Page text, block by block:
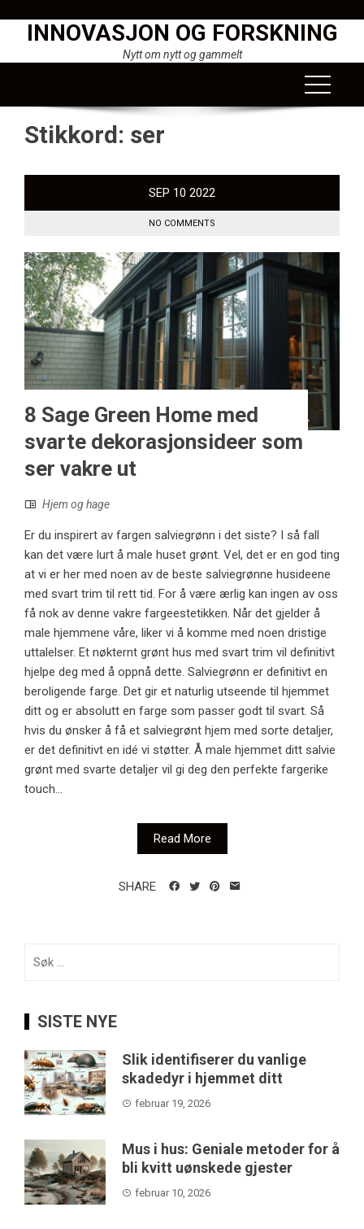
INNOVASJON OG FORSKNING
Nytt om nytt og gammelt
Stikkord: ser
SEP 10 2022
NO COMMENTS
8 Sage Green Home med
svarte dekorasjonsideer som
ser vakre ut
Hjem og hage
Er du inspirert av fargen salviegrønn i det siste? I så fall
kan det være lurt å male huset grønt. Vel, det er en god ting
at vi er her med noen av de beste salviegrønne husideene
med svart trim til rett tid. For å være ærlig kan ingen av oss
få nok av denne vakre fargeestetikken. Når det gjelder å
male hjemmene våre, liker vi å komme med noen dristige
uttalelser. Et nøkternt grønt hus med svart trim vil definitivt
hjelpe deg med å oppnå dette. Salviegrønn er definitivt en
beroligende farge. Det gir et naturlig utseende til hjemmet
ditt og er absolutt en farge som passer godt til svart. Så
hvis du ønsker å få et salviegrønt hjem med sorte detaljer,
er det definitivt en idé vi støtter. Å male hjemmet ditt salvie
grønt med svarte detaljer vil gi deg den perfekte fargerike
touch...
Read More
SHARE
etter:
SISTE NYE
Slik identifiserer du vanlige
skadedyr i hjemmet ditt
februar 19, 2026
Mus i hus: Geniale metoder for å
bli kvitt uønskede gjester
februar 10, 2026